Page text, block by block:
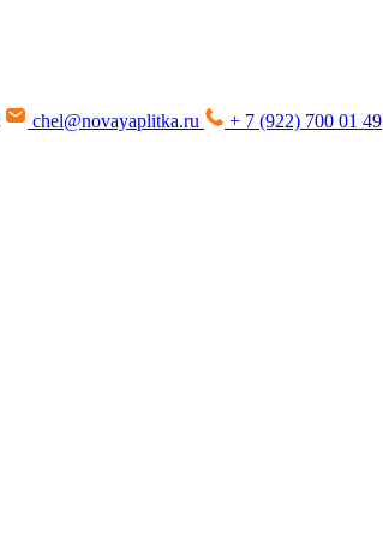
chel@novayaplitka.ru
+ 7 (922) 700 01 49